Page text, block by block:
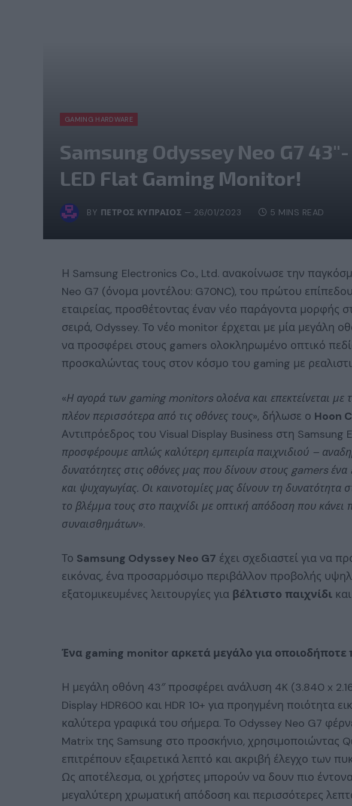
GAMING HARDWARE
Samsung Odyssey Neo G7
LED Flat Gaming Monitor!
BY ΠΈΤΡΟΣ ΚΥΠΡΑΊΟΣ 26/01/2023 5 MINS READ
Η Samsung Electronics Co., Ltd. ανακοίνωσε την
Neo G7 (όνομα μοντέλου: G70NC), του πρώτου
εταιρείας, προσθέτοντας έναν νέο παράγοντα μορφής
σειρά, Odyssey. Το νέο monitor έρχεται με μία μεγάλη
να προσφέρει στους gamers ολοκληρωμένο οπτικό
προσκαλώντας τους στον κόσμο του gaming με
«Η αγορά των gaming monitors ολοένα και επεκτείνεται με
πλέον περισσότερα από τις οθόνες τους», δήλωσε ο Hoon
Αντιπρόεδρος του Visual Display Business στη Samsung
προσφέρουμε απλώς καλύτερη εμπειρία παιχνιδιού –
δυνατότητες στις οθόνες μας που δίνουν στους gamers
και ψυχαγωγίας. Οι καινοτομίες μας δίνουν τη
το βλέμμα τους στο παιχνίδι με οπτική απόδοση που κάνει
συναισθημάτων».
Το Samsung Odyssey Neo G7 έχει σχεδιαστεί για να
εικόνας, ένα προσαρμόσιμο περιβάλλον προβολής
εξατομικευμένες λειτουργίες για βέλτιστο παιχνίδι και
Ένα gaming monitor αρκετά μεγάλο για οποιοδήποτε
Η μεγάλη οθόνη 43″ προσφέρει ανάλυση 4K (3.840 x
Display HDR600 και HDR 10+ για προηγμένη ποιότητα
καλύτερα γραφικά του σήμερα. Το Odyssey Neo G7
Matrix της Samsung στο προσκήνιο, χρησιμοποιώντας
επιτρέπουν εξαιρετικά λεπτό και ακριβή έλεγχο των
Ως αποτέλεσμα, οι χρήστες μπορούν να δουν πιο
μεγαλύτερη χρωματική απόδοση και περισσότερες